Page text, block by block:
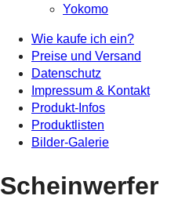
Yokomo
Wie kaufe ich ein?
Preise und Versand
Datenschutz
Impressum & Kontakt
Produkt-Infos
Produktlisten
Bilder-Galerie
Scheinwerfer